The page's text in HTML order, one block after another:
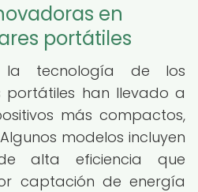
en
portátiles
la tecnología de los
portátiles han llevado a
más compactos,
modelos incluyen
alta eficiencia que
captación de energía